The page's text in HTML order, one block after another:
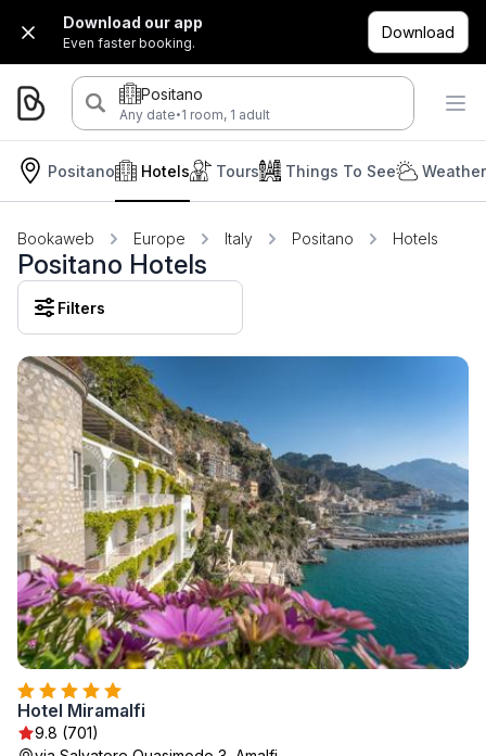
Download our app
Even faster booking.
Download
Positano
Any date·1 room, 1 adult
Positano Hotels Tours Things To See
Bookaweb Europe Italy Positano Hotels
Positano Hotels
Filters
Hotel Miramalfi
9.8 (701)